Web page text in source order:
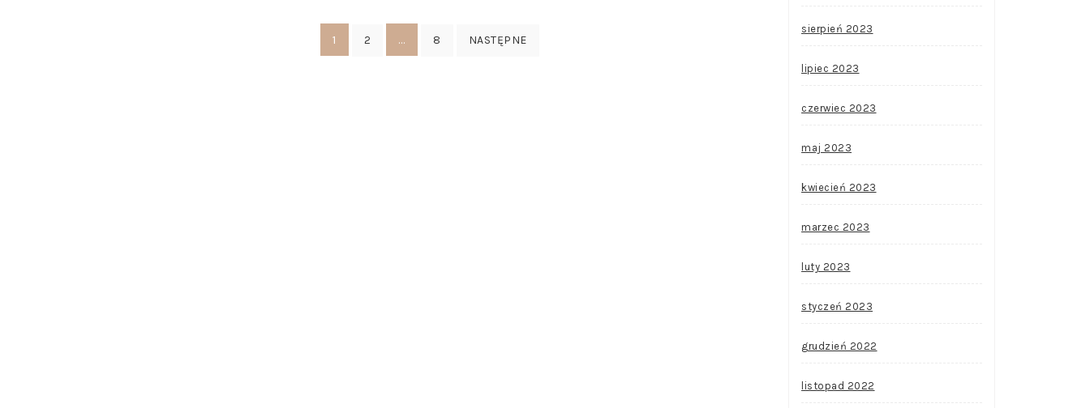
1 2 … 8 NASTĘPNE
sierpień 2023
lipiec 2023
czerwiec 2023
maj 2023
kwiecień 2023
marzec 2023
luty 2023
styczeń 2023
grudzień 2022
listopad 2022